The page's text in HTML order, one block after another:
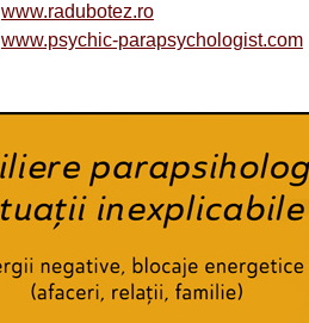
www.radubotez.ro
www.psychic-parapsychologist.com